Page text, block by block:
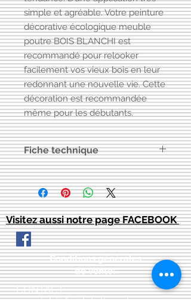
simple et agréable. Votre peinture
décorative écologique meuble
poutre BOIS BLANCHI est
recommandé pour relooker
facilement vos vieux bois en leur
redonnant une nouvelle vie. Cette
décoration est recommandée
même pour les débutants.
Fiche technique
Cliquez ici pour lafiche technique.
Visitez aussi notre page FACEBOOK
Conditions générales
de vente::
CONTACT:
courriel:info@latelier13.be